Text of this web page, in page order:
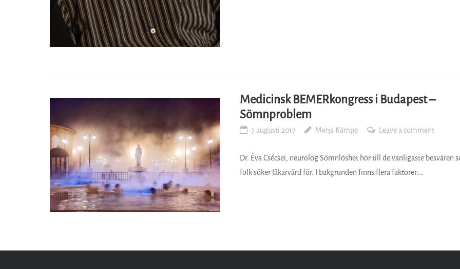
Medicinsk BEMERkongress i Budapest –
Sömnproblem
7 augusti 2017 Merja Kämpe Leave a comment
Dr. Èva Csécsei, neurolog Sömnlöshet hör till de vanligaste besvären
folk söker läkarvård för. I bakgrunden finns flera faktorer:…